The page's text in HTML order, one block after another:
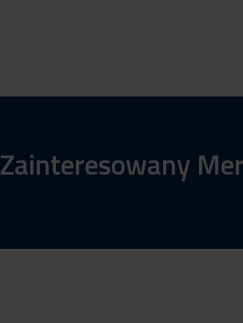
Zainteresowany